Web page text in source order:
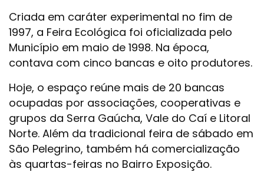
Criada em caráter experimental no fim de
1997, a Feira Ecológica foi oficializada pelo
Município em maio de 1998. Na época,
contava com cinco bancas e oito produtores.
Hoje, o espaço reúne mais de 20 bancas
ocupadas por associações, cooperativas e
grupos da Serra Gaúcha, Vale do Caí e Litoral
Norte. Além da tradicional feira de sábado em
São Pelegrino, também há comercialização
às quartas-feiras no Bairro Exposição.